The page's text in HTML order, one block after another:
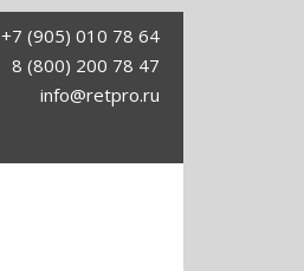
+7 (905) 010 78 64
8 (800) 200 78 47
info@retpro.ru